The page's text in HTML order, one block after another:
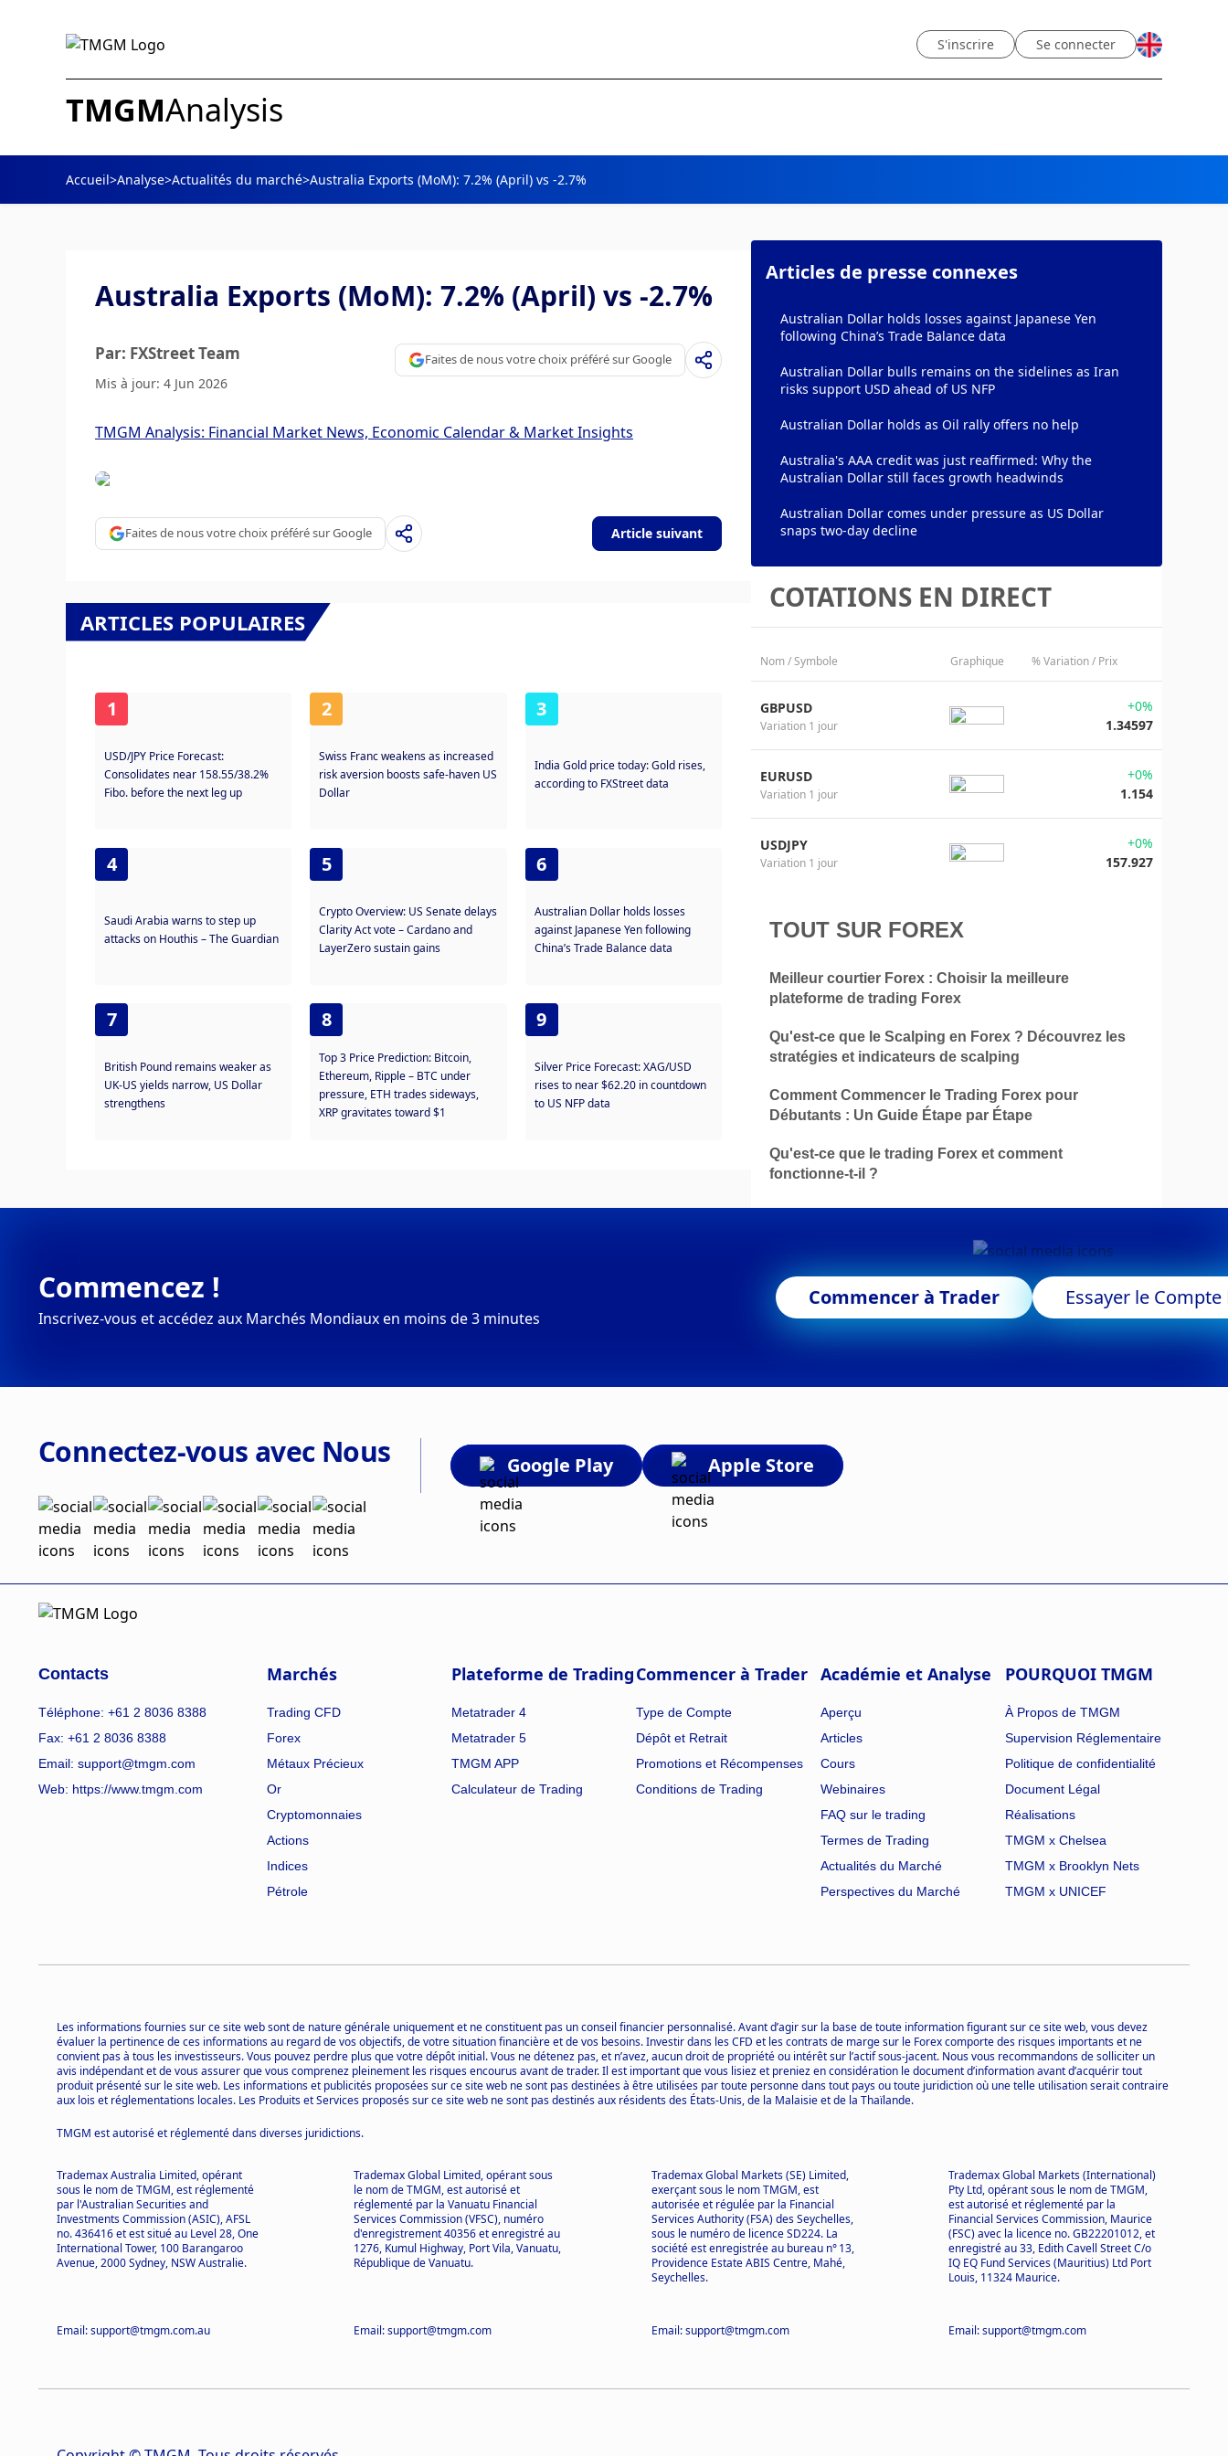
S'inscrire Se connecter
TMGMAnalysis
Accueil>Analyse>Actualités du marché>Australia Exports (MoM): 7.2% (April) vs -2.7%
Australia Exports (MoM): 7.2% (April) vs -2.7%
Par: FXStreet Team
Mis à jour: 4 Jun 2026
Faites de nous votre choix préféré sur Google
TMGM Analysis: Financial Market News, Economic Calendar & Market Insights
Faites de nous votre choix préféré sur Google Article suivant
ARTICLES POPULAIRES
1
USD/JPY Price Forecast:
Consolidates near 158.55/38.2%
Fibo. before the next leg up
2
Swiss Franc weakens as increased
risk aversion boosts safe-haven US
Dollar
3
India Gold price today: Gold rises,
according to FXStreet data
4
Saudi Arabia warns to step up
attacks on Houthis – The Guardian
5
Crypto Overview: US Senate delays
Clarity Act vote – Cardano and
LayerZero sustain gains
6
Australian Dollar holds losses
against Japanese Yen following
China’s Trade Balance data
7
British Pound remains weaker as
UK-US yields narrow, US Dollar
strengthens
8
Top 3 Price Prediction: Bitcoin,
Ethereum, Ripple – BTC under
pressure, ETH trades sideways,
XRP gravitates toward $1
9
Silver Price Forecast: XAG/USD
rises to near $62.20 in countdown
to US NFP data
Articles de presse connexes
Australian Dollar holds losses against Japanese Yen
following China’s Trade Balance data
Australian Dollar bulls remains on the sidelines as Iran
risks support USD ahead of US NFP
Australian Dollar holds as Oil rally offers no help
Australia's AAA credit was just reaffirmed: Why the
Australian Dollar still faces growth headwinds
Australian Dollar comes under pressure as US Dollar
snaps two-day decline
COTATIONS EN DIRECT
Nom / Symbole Graphique % Variation / Prix
GBPUSD
Variation 1 jour
+0%
1.34597
EURUSD
Variation 1 jour
+0%
1.154
USDJPY
Variation 1 jour
+0%
157.927
TOUT SUR FOREX
Meilleur courtier Forex : Choisir la meilleure
plateforme de trading Forex
Qu'est-ce que le Scalping en Forex ? Découvrez les
stratégies et indicateurs de scalping
Comment Commencer le Trading Forex pour
Débutants : Un Guide Étape par Étape
Qu'est-ce que le trading Forex et comment
fonctionne-t-il ?
Commencez !
Inscrivez-vous et accédez aux Marchés Mondiaux en moins de 3 minutes
Commencer à Trader Essayer le
Connectez-vous avec Nous Google Play Apple Store
Contacts
Téléphone: +61 2 8036 8388
Fax: +61 2 8036 8388
Email: support@tmgm.com
Web: https://www.tmgm.com
Marchés
Trading CFD
Forex
Métaux Précieux
Or
Cryptomonnaies
Actions
Indices
Pétrole
Plateforme de Trading
Metatrader 4
Metatrader 5
TMGM APP
Calculateur de Trading
Commencer à Trader
Type de Compte
Dépôt et Retrait
Promotions et Récompenses
Conditions de Trading
Académie et Analyse
Aperçu
Articles
Cours
Webinaires
FAQ sur le trading
Termes de Trading
Actualités du Marché
Perspectives du Marché
POURQUOI TMGM
À Propos de TMGM
Supervision Réglementaire
Politique de confidentialité
Document Légal
Réalisations
TMGM x Chelsea
TMGM x Brooklyn Nets
TMGM x UNICEF
Les informations fournies sur ce site web sont de nature générale uniquement et ne constituent pas un conseil financier personnalisé. Avant d’agir sur la base de toute information figurant sur ce site web, vous devez
évaluer la pertinence de ces informations au regard de vos objectifs, de votre situation financière et de vos besoins. Investir dans les CFD et les contrats de marge sur le Forex comporte des risques importants et ne
convient pas à tous les investisseurs. Vous pouvez perdre plus que votre dépôt initial. Vous ne détenez pas, et n’avez, aucun droit de propriété ou intérêt sur l’actif sous-jacent. Nous vous recommandons de solliciter un
avis indépendant et de vous assurer que vous comprenez pleinement les risques encourus avant de trader. Il est important que vous lisiez et preniez en considération le document d’information avant d’acquérir tout
produit présenté sur le site web. Les informations et publicités proposées sur ce site web ne sont pas destinées à être utilisées par toute personne dans tout pays ou toute juridiction où une telle utilisation serait contraire
aux lois et réglementations locales. Les Produits et Services proposés sur ce site web ne sont pas destinés aux résidents des États-Unis, de la Malaisie et de la Thaïlande.
TMGM est autorisé et réglementé dans diverses juridictions.
Trademax Australia Limited, opérant
sous le nom de TMGM, est réglementé
par l'Australian Securities and
Investments Commission (ASIC), AFSL
no. 436416 et est situé au Level 28, One
International Tower, 100 Barangaroo
Avenue, 2000 Sydney, NSW Australie.
Email: support@tmgm.com.au
Trademax Global Limited, opérant sous
le nom de TMGM, est autorisé et
réglementé par la Vanuatu Financial
Services Commission (VFSC), numéro
d'enregistrement 40356 et enregistré au
1276, Kumul Highway, Port Vila, Vanuatu,
République de Vanuatu.
Email: support@tmgm.com
Trademax Global Markets (SE) Limited,
exerçant sous le nom TMGM, est
autorisée et régulée par la Financial
Services Authority (FSA) des Seychelles,
sous le numéro de licence SD224. La
société est enregistrée au bureau n° 13,
Providence Estate ABIS Centre, Mahé,
Seychelles.
Email: support@tmgm.com
Trademax Global Markets (International)
Pty Ltd, opérant sous le nom de TMGM,
est autorisé et réglementé par la
Financial Services Commission, Maurice
(FSC) avec la licence no. GB22201012, et
enregistré au 33, Edith Cavell Street C/o
IQ EQ Fund Services (Mauritius) Ltd Port
Louis, 11324 Maurice.
Email: support@tmgm.com